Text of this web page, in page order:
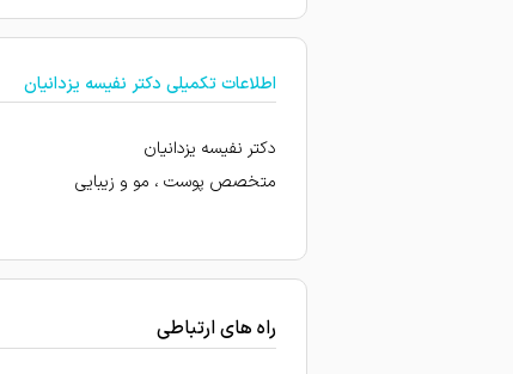
پوست
جلسه اولم بود.به نظر
بسیار ماهر و خوش رو
خوب بود
عالی
اطلاعات تکمیلی دکتر نفیسه یزدانیان
دکتر نفیسه یزدانیان
متخصص پوست ، مو و زیبایی
راه های ارتباطی